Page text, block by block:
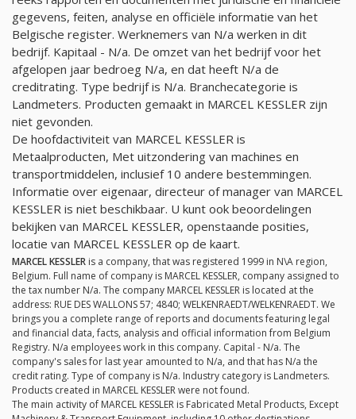
gegevens, feiten, analyse en officiële informatie van het
Belgische register. Werknemers van N/a werken in dit
bedrijf. Kapitaal - N/a. De omzet van het bedrijf voor het
afgelopen jaar bedroeg N/a, en dat heeft N/a de
creditrating. Type bedrijf is N/a. Branchecategorie is
Landmeters. Producten gemaakt in MARCEL KESSLER zijn
niet gevonden.
De hoofdactiviteit van MARCEL KESSLER is
Metaalproducten, Met uitzondering van machines en
transportmiddelen, inclusief 10 andere bestemmingen.
Informatie over eigenaar, directeur of manager van MARCEL
KESSLER is niet beschikbaar. U kunt ook beoordelingen
bekijken van MARCEL KESSLER, openstaande posities,
locatie van MARCEL KESSLER op de kaart.
MARCEL KESSLER is a company, that was registered 1999 in N\A region,
Belgium. Full name of company is MARCEL KESSLER, company assigned to
the tax number N/a. The company MARCEL KESSLER is located at the
address: RUE DES WALLONS 57; 4840; WELKENRAEDT/WELKENRAEDT. We
brings you a complete range of reports and documents featuring legal
and financial data, facts, analysis and official information from Belgium
Registry. N/a employees work in this company. Capital - N/a. The
company's sales for last year amounted to N/a, and that has N/a the
credit rating. Type of company is N/a. Industry category is Landmeters.
Products created in MARCEL KESSLER were not found.
The main activity of MARCEL KESSLER is Fabricated Metal Products, Except